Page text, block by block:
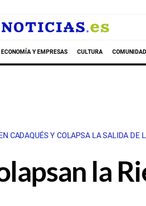
ECONOMÍA Y EMPRESAS CULTURA
CADAQUÉS Y COLAPSA LA SALIDA DE
la